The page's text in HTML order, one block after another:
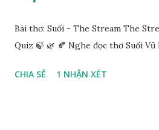
Bài thơ: Suối - The Stream The
Quiz 🍃 🌿 🍂 Nghe đọc thơ Suối Vũ
CHIA SẺ 1 NHẬN XÉT